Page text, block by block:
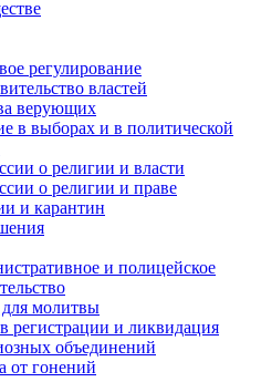
регулирование
властей
верующих
в выборах и в политической
о религии и власти
о религии и праве
и карантин
и полицейское
молитвы
регистрации и ликвидация
объединений
от гонений